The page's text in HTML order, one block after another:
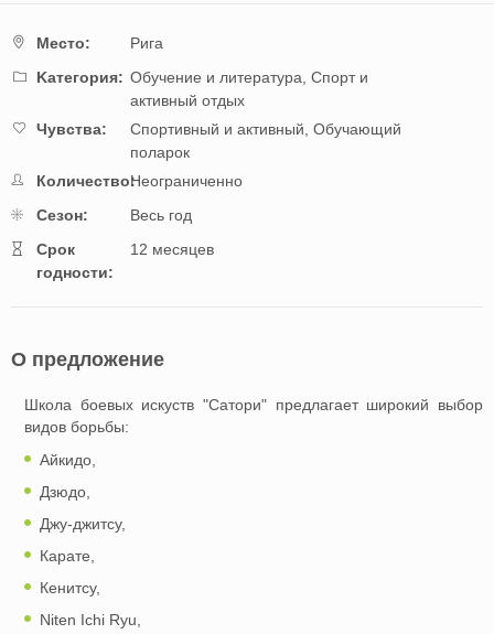
Mестo:
Рига
Kатегория: Обучение и литература, Спорт и
активный отдых
Чувства:
Спортивный и активный, Обучающий
поларок
Количество:Неограниченно
Cезон:
Весь год
Cрок
годности:
12 месяцев
О предложение
Школа боевых искуств "Сатори" предлагает широкий выбор
видов борьбы:
Айкидо,
Дзюдо,
Джу-джитсу,
Карате,
Кенитсу,
Niten Ichi Ryu,